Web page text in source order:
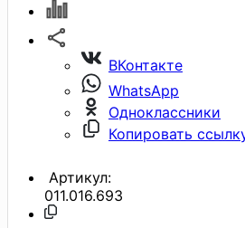
ВКонтакте
WhatsApp
Одноклассники
Копировать
Артикул:
011.016.693